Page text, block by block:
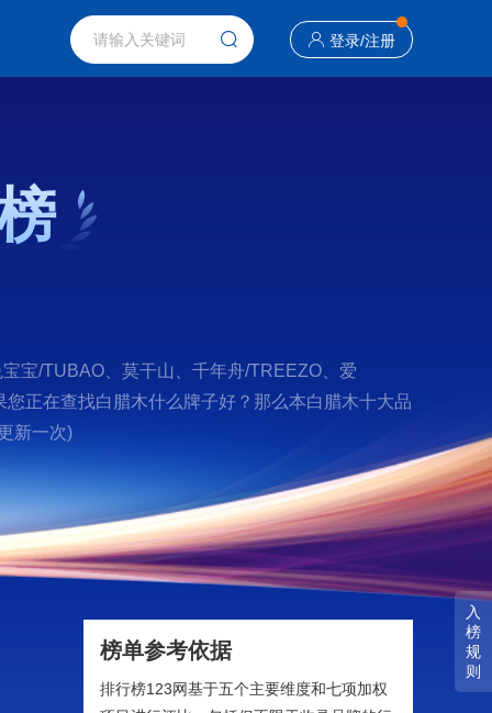
登录/注册
入
榜
规
则
宝/TUBAO、莫干山、千年舟/TREEZO、爱
正在查找白腊木什么牌子好？那么本白腊木十大品
新一次)
榜单参考依据
排行榜123网基于五个主要维度和七项加权